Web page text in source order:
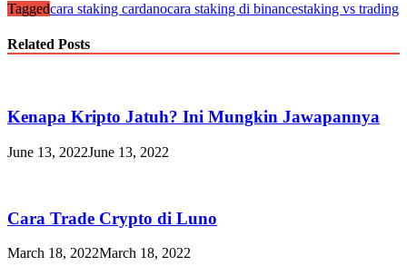
Taggedcara staking cardanocara staking di binancestaking vs trading
Related Posts
Kenapa Kripto Jatuh? Ini Mungkin Jawapannya
June 13, 2022June 13, 2022
Cara Trade Crypto di Luno
March 18, 2022March 18, 2022